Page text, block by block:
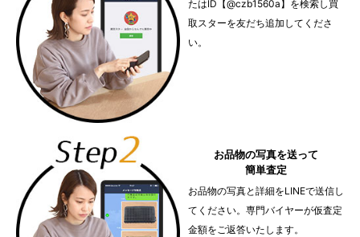
たはID【@czb1560a】を検索し買
取スターを友だち追加してくださ
い。
お品物の写真を送って
簡単査定
お品物の写真と詳細をLINEで送信し
てください。専門バイヤーが仮査定
金額をご返答いたします。